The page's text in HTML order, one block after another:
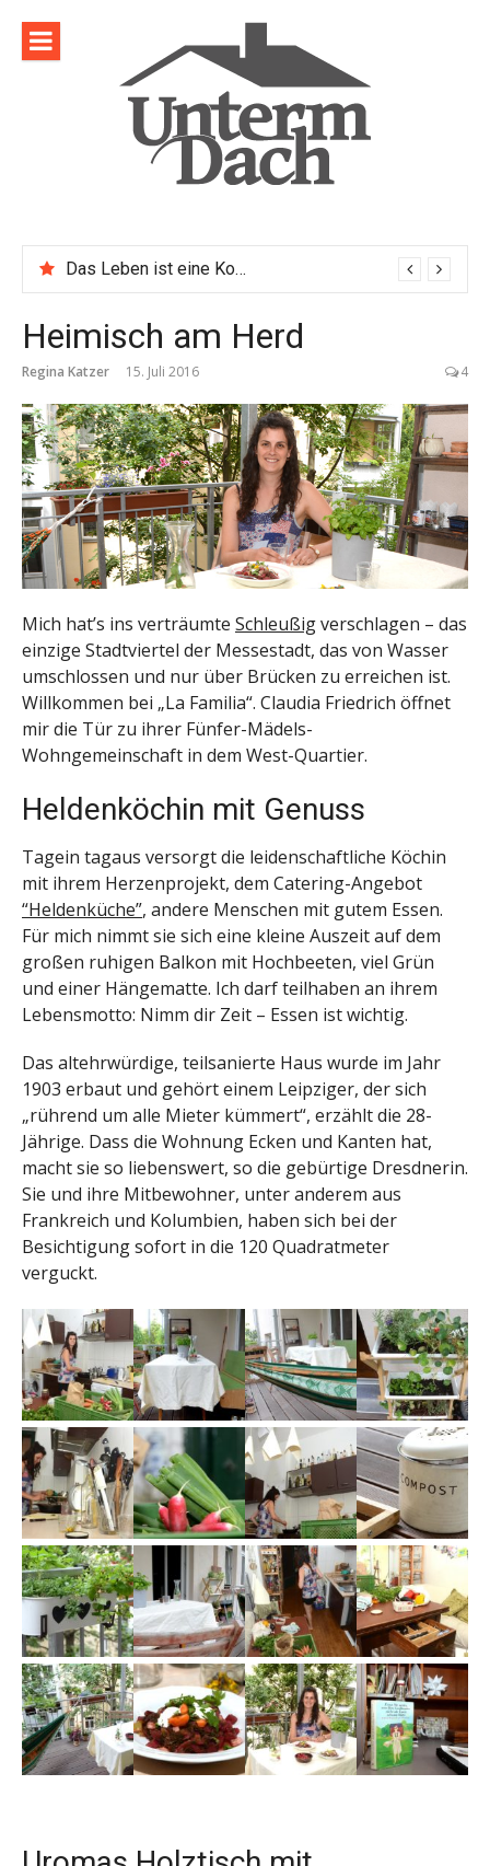
zum
Inhalt
Das Leben ist eine Komposition
Heimisch am Herd
Regina Katzer 15. Juli 2016 4
Mich hat’s ins verträumte Schleußigverschlagen – das
einzige Stadtviertel der Messestadt, das von Wasser
umschlossen und nur über Brücken zu erreichen ist.
Willkommen bei „La Familia“. Claudia Friedrich öffnet
mir die Tür zu ihrer Fünfer-Mädels-
Wohngemeinschaft in dem West-Quartier.
Heldenköchin mit Genuss
Tagein tagaus versorgt die leidenschaftliche Köchin
mit ihrem Herzenprojekt, dem Catering-Angebot
“Heldenküche”, andere Menschen mit gutem Essen.
Für mich nimmt sie sich eine kleine Auszeit auf dem
großen ruhigen Balkon mit Hochbeeten, viel Grün
und einer Hängematte. Ich darf teilhaben an ihrem
Lebensmotto: Nimm dir Zeit – Essen ist wichtig.
Das altehrwürdige, teilsanierte Haus wurde im Jahr
1903 erbaut und gehört einem Leipziger, der sich
„rührend um alle Mieter kümmert“, erzählt die 28-
Jährige. Dass die Wohnung Ecken und Kanten hat,
macht sie so liebenswert, so die gebürtige Dresdnerin.
Sie und ihre Mitbewohner, unter anderem aus
Frankreich und Kolumbien, haben sich bei der
Besichtigung sofort in die 120 Quadratmeter
verguckt.